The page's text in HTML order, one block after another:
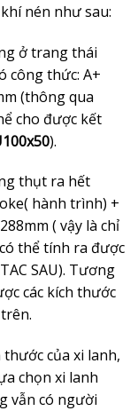
nén như sau:
ở trang thái
công thức: A+
(thông qua
cho được kết
).
thụt ra hết
hành trình) +
( vậy là chỉ
thể tính ra được
SAU). Tương
các kích thước
của xi lanh,
chọn xi lanh
vẫn có người